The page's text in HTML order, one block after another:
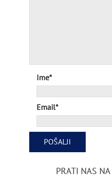
Ime*
Email*
PRATI NAS